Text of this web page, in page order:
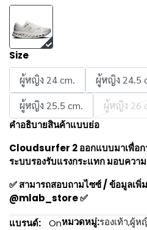
Size
ผู้หญิง 24 cm.
ผู้หญิง 24.5
ผู้หญิง 25.5 cm.
ผู้หญิง 26
คำอธิบายสินค้าแบบย่อ
Cloudsurfer 2 ออกแบบมาเพื่อก
ระบบรองรับแรงกระแทก มอบควา
✅ สามารถสอบถามไซซ์ / ข้อมูลเพิ่
@mlab_store ✅
แบรนด์:
Onหมวดหมู่:รองเท้า,ผู้ห